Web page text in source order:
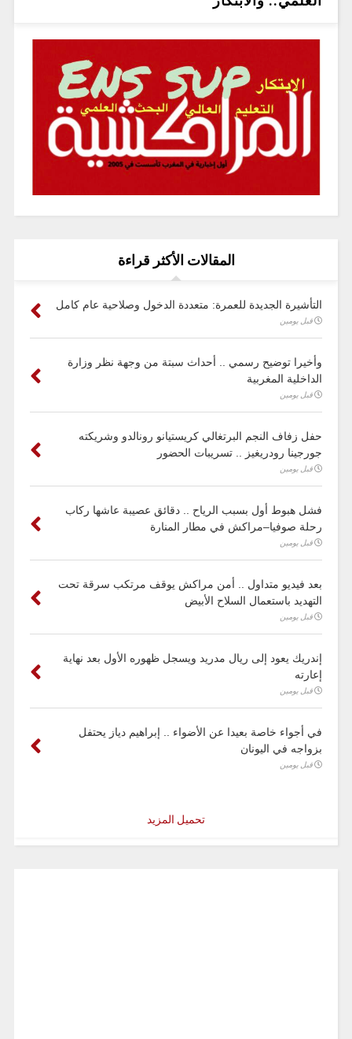
المقالات الأكثر قراءة
التأشيرة الجديدة للعمرة: متعددة الدخول وصلاحية عام كامل
قبل يومين
وأخيرا توضيح رسمي .. أحداث سبتة من وجهة نظر وزارة
الداخلية المغربية
قبل يومين
حفل زفاف النجم البرتغالي كريستيانو رونالدو وشريكته
جورجينا رودريغيز .. تسريبات الحضور
قبل يومين
فشل هبوط أول بسبب الرياح .. دقائق عصيبة عاشها ركاب
رحلة صوفيا–مراكش في مطار المنارة
قبل يومين
بعد فيديو متداول .. أمن مراكش يوقف مرتكب سرقة تحت
التهديد باستعمال السلاح الأبيض
قبل يومين
إندريك يعود إلى ريال مدريد ويسجل ظهوره الأول بعد نهاية
إعارته
قبل يومين
في أجواء خاصة بعيدا عن الأضواء .. إبراهيم دياز يحتفل
بزواجه في اليونان
قبل يومين
تحميل المزيد